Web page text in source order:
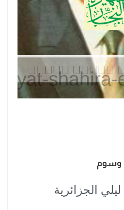
وسوم
ليلي الجزائرية